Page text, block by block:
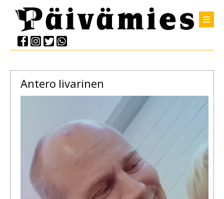
Antero Iivarinen